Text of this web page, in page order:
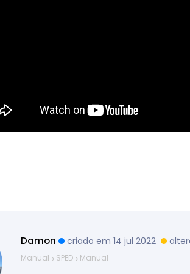
Damon criado em 14 jul 2022
Manual SPED Manual